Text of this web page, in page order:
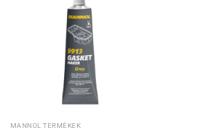
MANNOL TERMÉKEK